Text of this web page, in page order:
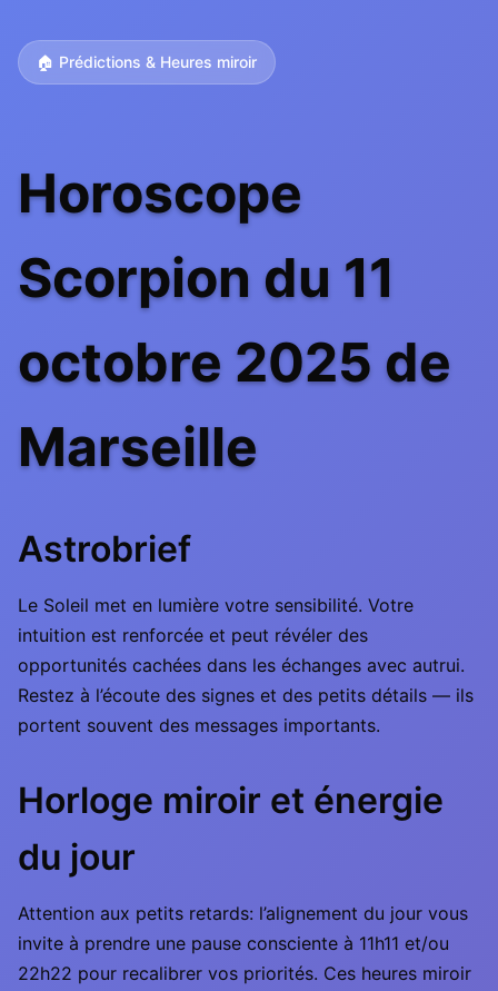
🏠 Prédictions & Heures miroir
Horoscope
Scorpion du 11
octobre 2025 de
Marseille
Astrobrief
Le Soleil met en lumière votre sensibilité. Votre
intuition est renforcée et peut révéler des
opportunités cachées dans les échanges avec autrui.
Restez à l’écoute des signes et des petits détails — ils
portent souvent des messages importants.
Horloge miroir et énergie
du jour
Attention aux petits retards: l’alignement du jour vous
invite à prendre une pause consciente à 11h11 et/ou
22h22 pour recalibrer vos priorités. Ces heures miroir